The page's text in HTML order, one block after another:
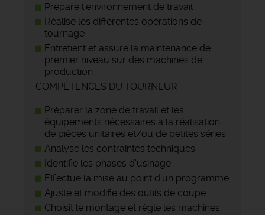
Prépare l’environnement de travail
Réalise les différentes opérations de
tournage
Entretient et assure la maintenance de
premier niveau sur des machines de
production
COMPÉTENCES DU TOURNEUR
Préparer la zone de travail et les
équipements nécessaires à la réalisation
de pièces unitaires et/ou de petites séries
Analyse les contraintes techniques
Identifie les phases d’usinage
Effectue la mise au point d’un programme
Ajuste et modifie des outils de coupe
Choisit le montage et règle les machines